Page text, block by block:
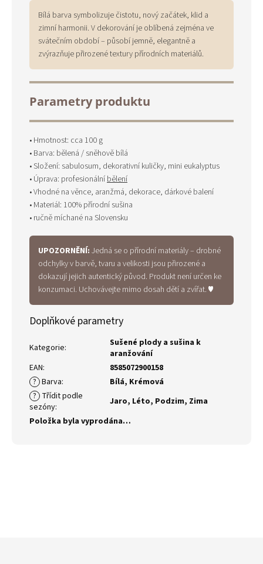
Bílá barva symbolizuje čistotu, nový začátek, klid a
zimní harmonii. V dekorování je oblíbená zejména ve
svátečním období – působí jemně, elegantně a
zvýrazňuje přirozené textury přírodních materiálů.
Parametry produktu
• Hmotnost: cca 100 g
• Barva: bělená / sněhově bílá
• Složení: sabulosum, dekorativní kuličky, mini eukalyptus
• Úprava: profesionálníbělení
• Vhodné na věnce, aranžmá, dekorace, dárkové balení
• Materiál: 100% přírodní sušina
• ručně míchané na Slovensku
UPOZORNĚNÍ: Jedná se o přírodní materiály – drobné
odchylky v barvě, tvaru a velikosti jsou přirozené a
dokazují jejich autentický původ. Produkt není určen ke
konzumaci. Uchovávejte mimo dosah dětí a zvířat. ♥
Doplňkové parametry
Kategorie:
Sušené plody a sušina k
aranžování
EAN:
8585072900158
? Barva: Bílá, Krémová
? Třídit podle
sezóny: Jaro, Léto, Podzim, Zima
Položka byla vyprodána…